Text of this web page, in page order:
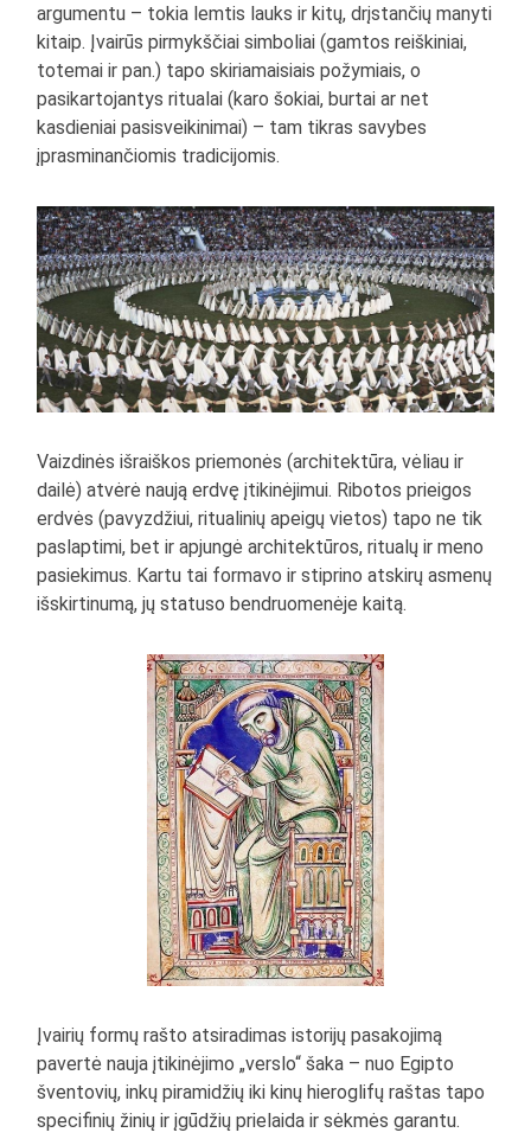
argumentu – tokia lemtis lauks ir kitų, drįstančių manyti
kitaip. Įvairūs pirmykščiai simboliai (gamtos reiškiniai,
totemai ir pan.) tapo skiriamaisiais požymiais, o
pasikartojantys ritualai (karo šokiai, burtai ar net
kasdieniai pasisveikinimai) – tam tikras savybes
įprasminančiomis tradicijomis.
Vaizdinės išraiškos priemonės (architektūra, vėliau ir
dailė) atvėrė naują erdvę įtikinėjimui. Ribotos prieigos
erdvės (pavyzdžiui, ritualinių apeigų vietos) tapo ne tik
paslaptimi, bet ir apjungė architektūros, ritualų ir meno
pasiekimus. Kartu tai formavo ir stiprino atskirų asmenų
išskirtinumą, jų statuso bendruomenėje kaitą.
Įvairių formų rašto atsiradimas istorijų pasakojimą
pavertė nauja įtikinėjimo „verslo“ šaka – nuo Egipto
šventovių, inkų piramidžių iki kinų hieroglifų raštas tapo
specifinių žinių ir įgūdžių prielaida ir sėkmės garantu.